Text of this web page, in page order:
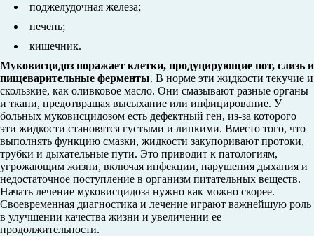
поджелудочная железа;
печень;
кишечник.
Муковисцидоз поражает клетки, продуцирующие пот, слизь и
пищеварительные ферменты. В норме эти жидкости текучие и
скользкие, как оливковое масло. Они смазывают разные органы
и ткани, предотвращая высыхание или инфицирование. У
больных муковисцидозом есть дефектный ген, из-за которого
эти жидкости становятся густыми и липкими. Вместо того, что
выполнять функцию смазки, жидкости закупоривают протоки,
трубки и дыхательные пути. Это приводит к патологиям,
угрожающим жизни, включая инфекции, нарушения дыхания и
недостаточное поступление в организм питательных веществ.
Начать лечение муковисцидоза нужно как можно скорее.
Своевременная диагностика и лечение играют важнейшую роль
в улучшении качества жизни и увеличении ее
продолжительности.